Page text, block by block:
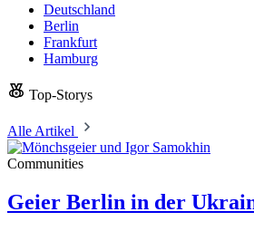
Deutschland
Berlin
Frankfurt
Hamburg
Top-Storys
Alle Artikel
Communities
Geier Berlin in der